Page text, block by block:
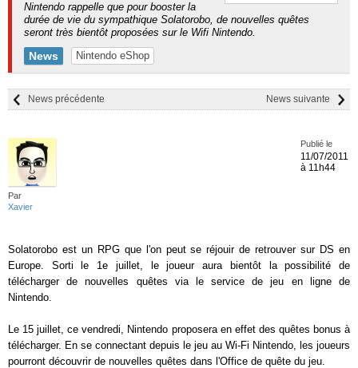
Nintendo rappelle que pour booster la
durée de vie du sympathique Solatorobo, de nouvelles quêtes
seront très bientôt proposées sur le Wifi Nintendo.
News Nintendo eShop
News suivante
News précédente
Par
Xavier
Publié le
11/07/2011
à 11h44
Solatorobo est un RPG que l'on peut se réjouir de retrouver sur DS en
Europe. Sorti le 1e juillet, le joueur aura bientôt la possibilité de
télécharger de nouvelles quêtes via le service de jeu en ligne de
Nintendo.
Le 15 juillet, ce vendredi, Nintendo proposera en effet des quêtes bonus à
télécharger. En se connectant depuis le jeu au Wi-Fi Nintendo, les joueurs
pourront découvrir de nouvelles quêtes dans l'Office de quête du jeu.